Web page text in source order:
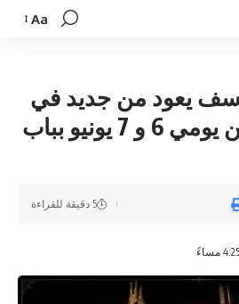
تغيير
Aa
يعود من جديد في
حفلين استثنائيين يومي 6 و 7 يونيو بباب
5 دقيقة للقراءة